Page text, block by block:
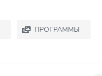
ПРОГРАММЫ